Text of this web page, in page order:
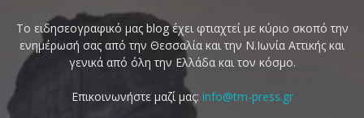
Το ειδησεογραφικό μας blog έχει φτιαχτεί με κύριο σκοπό την
ενημέρωσή σας από την Θεσσαλία και την Ν.Ιωνία Αττικής και
γενικά από όλη την Ελλάδα και τον κόσμο.
Επικοινωνήστε μαζί μας: info@tm-press.gr